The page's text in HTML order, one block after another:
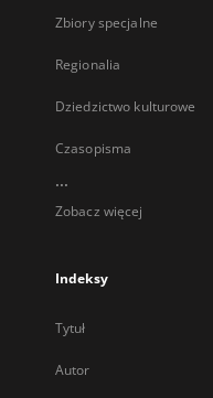
Zbiory specjalne
Regionalia
Dziedzictwo kulturowe
Czasopisma
...
Zobacz więcej
Indeksy
Tytuł
Autor